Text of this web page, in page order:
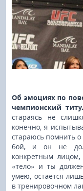
Об эмоциях по
чемпионский
стараясь не
конечно, я
стараюсь помнить
бой, и он не
конкретным
«тело» и ты
умею, остается
в тренировочном